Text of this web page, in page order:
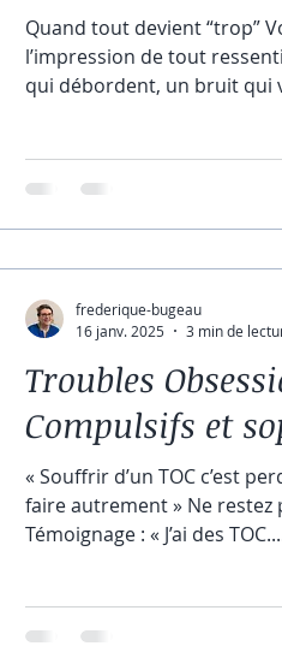
Quand tout devient “trop”
l’impression de tout
qui débordent, un bruit qui
nuance, chaque vibration.
magnifique, mais c’est
Troubles
Compulsifs et
« Souffrir d’un TOC c’est
faire autrement » Ne restez
Témoignage : « J’ai des
frederique-bugeau
16 janv. 2025
3 min de